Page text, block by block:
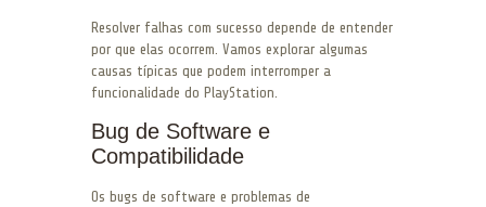
Resolver falhas com sucesso depende de entender
por que elas ocorrem. Vamos explorar algumas
causas típicas que podem interromper a
funcionalidade do PlayStation.
Bug de Software e
Compatibilidade
Os bugs de software e problemas de